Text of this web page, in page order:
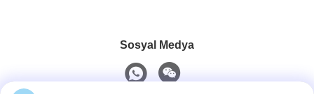
Sosyal Medya